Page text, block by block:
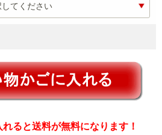
ると送料が無料になります！